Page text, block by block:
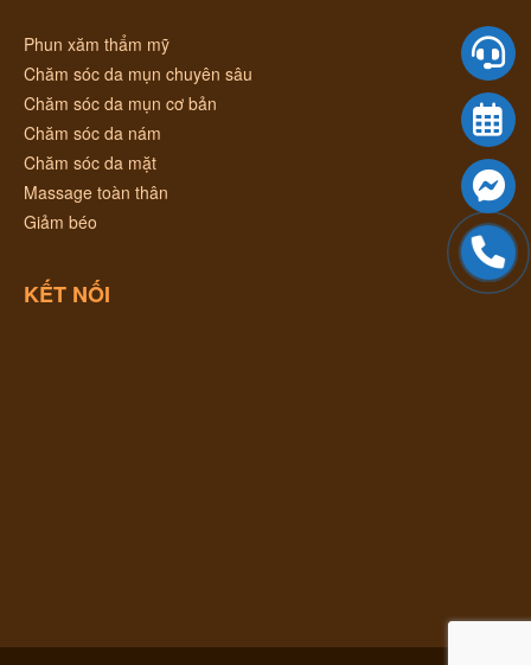
Phun xăm thẩm mỹ
Chăm sóc da mụn chuyên sâu
Chăm sóc da mụn cơ bản
Chăm sóc da nám
Chăm sóc da mặt
Massage toàn thân
Giảm béo
KẾT NỐI